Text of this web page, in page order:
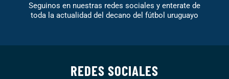
Seguinos en nuestras redes sociales y enterate de
toda la actualidad del decano del fútbol uruguayo
REDES SOCIALES